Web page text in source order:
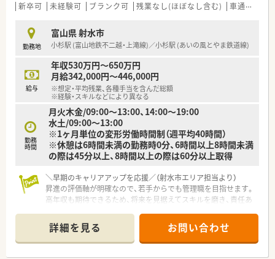
新卒可 未経験可 ブランク可 残業なし(ほぼなし含む) 車通勤可
勤務地
富山県 射水市
小杉駅 (富山地鉄不二越・上滝線)／小杉駅 (あいの風とやま鉄道線)
給与
年収530万円～650万円
月給342,000円～446,000円
※想定・平均残業、各種手当を含んだ総額
※経験・スキルなどにより異なる
勤務
時間
月火木金/09:00～13:00、14:00～19:00
水土/09:00～13:00
※1ヶ月単位の変形労働時間制（週平均40時間）
※休憩は6時間未満の勤務時0分、6時間以上8時間未満
の際は45分以上、8時間以上の際は60分以上取得
＼早期のキャリアアップを応援／（射水市エリア担当より）
昇進の評価軸が明確なので、若手からでも管理職を目指せます。
高年収も期待できるため、将来を見据えてスキルを磨き、責任あ
＊------------------------------------------＊
【店舗情報と応需状況について】
■あいの風とやま鉄道線の小杉駅から車で5分の場所に位置して
おり、内科をメインに1日平均10枚から20枚の処方箋を応需して
詳細を見る お問い合わせ